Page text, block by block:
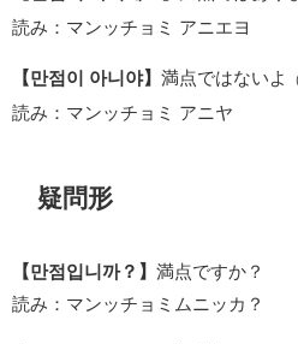
読み：マンッチョミ アニエヨ
【만점이 아니야】 満点ではないよ
読み：マンッチョミ アニヤ
疑問形
【만점입니까？】 満点ですか？
読み：マンッチョミムニッカ？